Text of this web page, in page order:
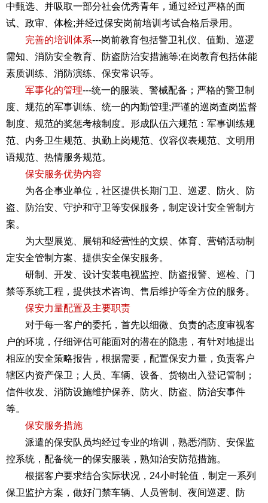
中甄选、并吸取一部分社会优秀青年，通过经过严格的面
试、政审、体检;并经过保安岗前培训考试合格后录用。
完善的培训体系---岗前教育包括警卫礼仪、值勤、巡逻
需知、消防安全教育、防盗防治安措施等;在岗教育包括体能
素质训练、消防演练、保安常识等。
军事化的管理---统一的服装、警械配备；严格的警卫制
度、规范的军事训练、统一的内勤管理;严谨的巡岗查岗监督
制度、规范的奖惩考核制度。形成队伍六规范：军事训练规
范、内务卫生规范、执勤上岗规范、仪容仪表规范、文明用
语规范、热情服务规范。
保安服务优势内容
为各企事业单位，社区提供长期门卫、巡逻、防火、防
盗、防治安、守护和守卫等安保服务，制定设计安全管制方
案。
为大型展览、展销和经营性的文娱、体育、营销活动制
定安全管制方案、提供安全保安服务。
研制、开发、设计安装电视监控、防盗报警、巡检、门
禁等系统工程，提供技术咨询、售后维护等全方位的服务。
保安力量配置及主要职责
对于每一客户的委托，首先以细微、负责的态度审视客
户的环境，仔细评估可能面对的潜在的隐患，有针对地提出
相应的安全策略报告，根据需要，配置保安力量，负责客户
辖区内资产保卫；人员、车辆、设备、货物出入登记管制；
信件收发、消防设施维护保养、防火、防盗、防治安事件
等。
保安服务措施
派遣的保安队员均经过专业的培训，熟悉消防、安保监
控系统，配备统一的保安服装，熟知治安防范措施。
根据客户要求结合实际状况，24小时轮值，制定一系列
保卫监护方案，做好门禁车辆、人员管制、夜间巡逻、防